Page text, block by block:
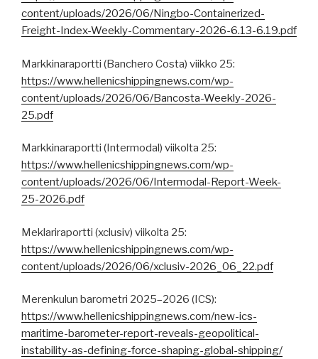
content/uploads/2026/06/Ningbo-Containerized-
Freight-Index-Weekly-Commentary-2026-6.13-6.19.pdf
Markkinaraportti (Banchero Costa) viikko 25:
https://www.hellenicshippingnews.com/wp-
content/uploads/2026/06/Bancosta-Weekly-2026-
25.pdf
Markkinaraportti (Intermodal) viikolta 25:
https://www.hellenicshippingnews.com/wp-
content/uploads/2026/06/Intermodal-Report-Week-
25-2026.pdf
Meklariraportti (xclusiv) viikolta 25:
https://www.hellenicshippingnews.com/wp-
content/uploads/2026/06/xclusiv-2026_06_22.pdf
Merenkulun barometri 2025–2026 (ICS):
https://www.hellenicshippingnews.com/new-ics-
maritime-barometer-report-reveals-geopolitical-
instability-as-defining-force-shaping-global-shipping/